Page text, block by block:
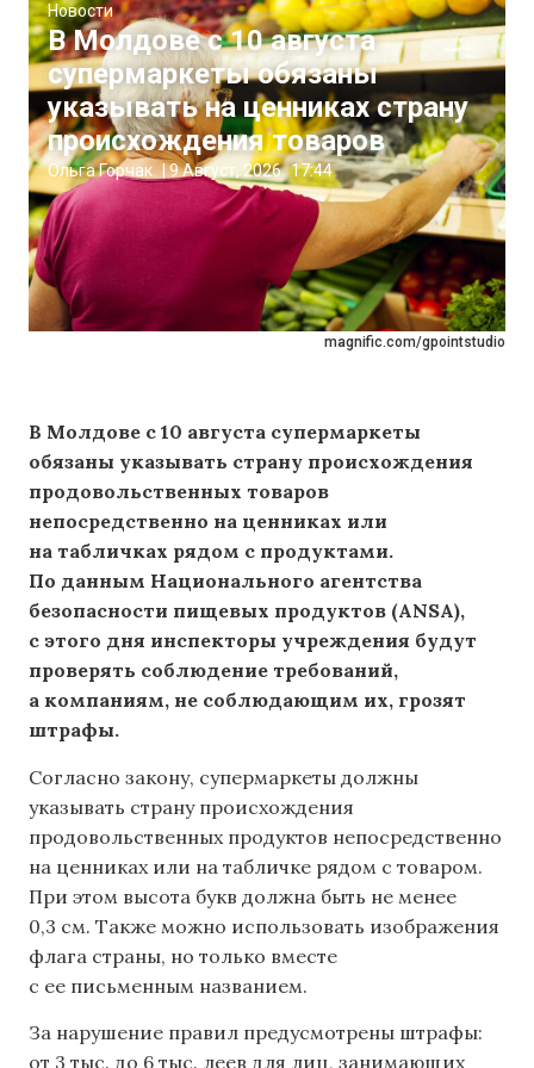
magnific.com/gpointstudio
Новости
В Молдове с 10 августа
супермаркеты обязаны
указывать на ценниках страну
происхождения товаров
Ольга Горчак |9 Август, 2026 17:44
В Молдове с 10 августа супермаркеты
обязаны указывать страну происхождения
продовольственных товаров
непосредственно на ценниках или
на табличках рядом с продуктами.
По данным Национального агентства
безопасности пищевых продуктов (ANSA),
с этого дня инспекторы учреждения будут
проверять соблюдение требований,
а компаниям, не соблюдающим их, грозят
штрафы.
Согласно закону, супермаркеты должны
указывать страну происхождения
продовольственных продуктов непосредственно
на ценниках или на табличке рядом с товаром.
При этом высота букв должна быть не менее
0,3 см. Также можно использовать изображения
флага страны, но только вместе
с ее письменным названием.
За нарушение правил предусмотрены штрафы:
от 3 тыс. до 6 тыс. леев для лиц, занимающих